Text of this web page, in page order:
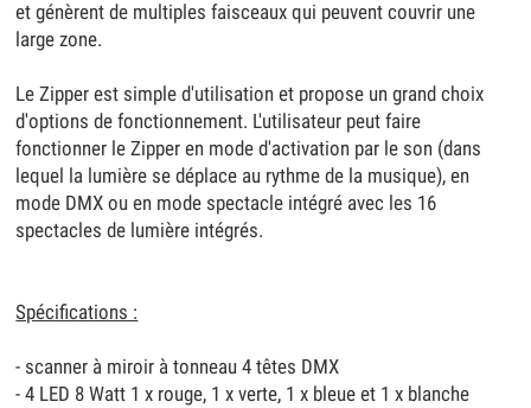
et génèrent de multiples faisceaux qui peuvent couvrir une
large zone.
Le Zipper est simple d'utilisation et propose un grand choix
d'options de fonctionnement. L'utilisateur peut faire
fonctionner le Zipper en mode d'activation par le son (dans
lequel la lumière se déplace au rythme de la musique), en
mode DMX ou en mode spectacle intégré avec les 16
spectacles de lumière intégrés.
Spécifications :
- scanner à miroir à tonneau 4 têtes DMX
- 4 LED 8 Watt 1 x rouge, 1 x verte, 1 x bleue et 1 x blanche